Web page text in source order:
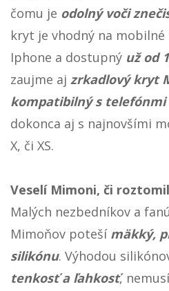
čomu je odolný voči
kryt je vhodný na
Iphone a dostupný už od
zaujme aj zrkadlový kryt
kompatibilný s telefónmi
dokonca aj s najnovšími
X, či XS.
Veselí Mimoni, či
Malých nezbedníkov a
Mimoňov poteší mäkký,
silikónu. Výhodou
tenkosť a ľahkosť,